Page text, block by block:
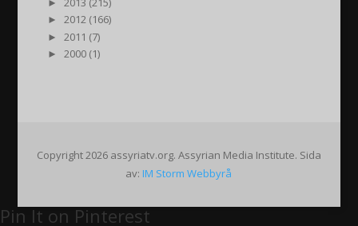
►
2012 (166)
►
2011 (7)
►
2000 (1)
Copyright 2026 assyriatv.org. Assyrian Media Institute. Sida
av: IM Storm Webbyrå
Pin It on Pinterest